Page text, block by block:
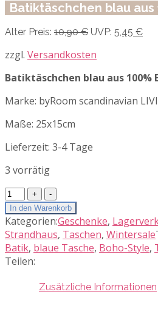
Batiktäschchen blau aus
Alter Preis: 10,90€ Ursprünglicher
war:
UVP: 5,45 €
zzgl. Versandkosten
Batiktäschchen blau aus 100%
Marke: byRoom scandinavian
Maße: 25x15cm
Lieferzeit: 3-4 Tage
3 vorrätig
Batiktäschchen
blau
aus
100%
Baumwolle
Menge
In den Warenkorb
Kategorien:Geschenke,
Strandhaus, Taschen, Wintersale
Batik, blaue Tasche, Boho-Style,
Teilen:
Zusätzliche Informationen